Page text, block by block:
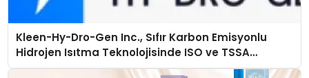
Kleen-Hy-Dro-Gen Inc., Sıfır Karbon Emisyonlu
Hidrojen Isıtma Teknolojisinde ISO ve TSSA
Düzenleyici Onaylarını Aldı